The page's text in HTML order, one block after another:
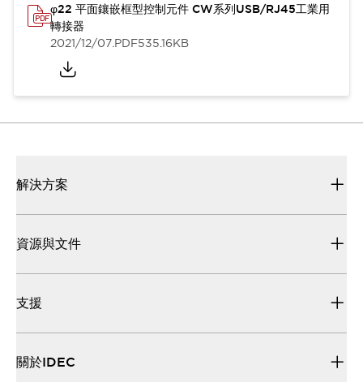
φ22 平面鑲嵌框型控制元件 CW系列USB/RJ45工業用
轉接器
2021/12/07.PDF535.16KB
解決方案
資源與文件
支援
關於IDEC